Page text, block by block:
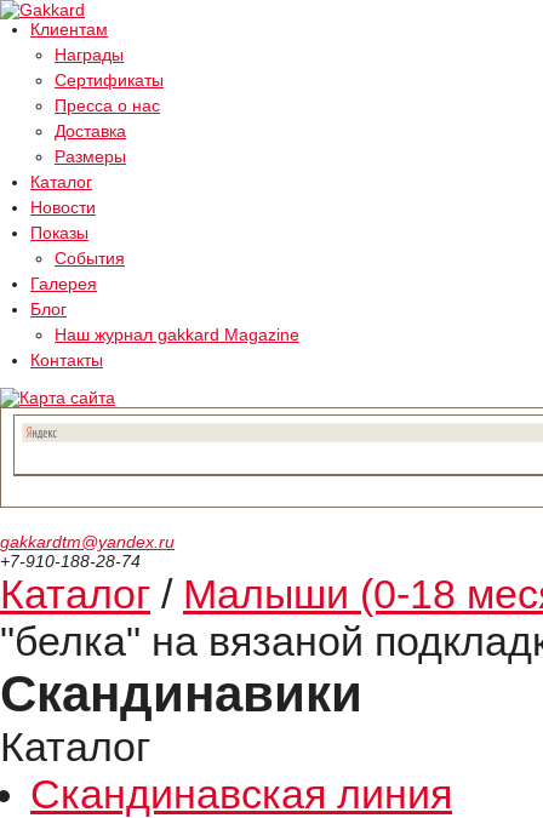
Клиентам
Награды
Сертификаты
Пресса о нас
Доставка
Размеры
Каталог
Новости
Показы
События
Галерея
Блог
Наш журнал gakkard Magazine
Контакты
gakkardtm@yandex.ru
+7-910-188-28-74
Каталог / Малыши (0-18
"белка" на вязаной
Скандинавики
Каталог
Скандинавская линия